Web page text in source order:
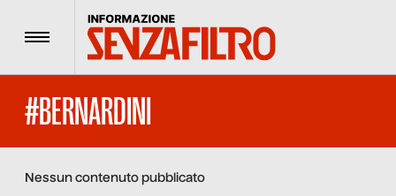
Menu
#BERNARDINI
Nessun contenuto pubblicato